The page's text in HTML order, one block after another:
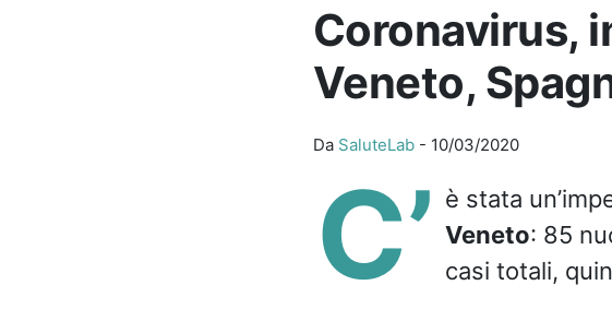
Coronavirus,
Veneto,
Da SaluteLab- 10/03/2020
C’ è stata
Veneto: 85
casi totali,